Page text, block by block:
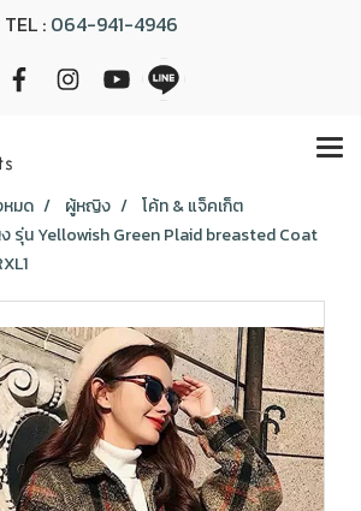
TEL : 064-941-4946
มด ผู้หญิง
โค้ท & แจ็คเก็ต
รุ่น Yellowish Green Plaid breasted Coat